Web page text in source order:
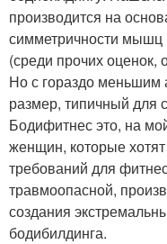
производится на
симметричности мышц
(среди прочих оценок,
Но с гораздо
размер, типичный для
Бодифитнес это, на
женщин, которые
требований для
травмоопасной,
создания
бодибилдинга.